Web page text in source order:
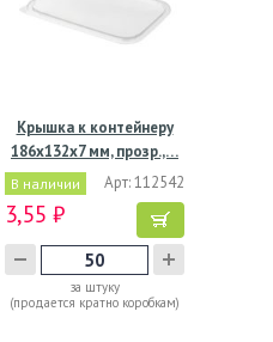
Крышка к контейнеру
186х132х7 мм, прозр.,…
В наличии Арт: 112542
3,55 ₽
за штуку
(продается кратно коробкам)